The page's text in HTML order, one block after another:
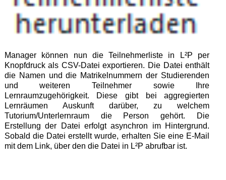
Manager können nun die Teilnehmerliste in L²P per
Knopfdruck als CSV-Datei exportieren. Die Datei enthält
die Namen und die Matrikelnummern der Studierenden
und weiteren Teilnehmer sowie Ihre
Lernraumzugehörigkeit. Diese gibt bei aggregierten
Lernräumen Auskunft darüber, zu welchem
Tutorium/Unterlernraum die Person gehört. Die
Erstellung der Datei erfolgt asynchron im Hintergrund.
Sobald die Datei erstellt wurde, erhalten Sie eine E-Mail
mit dem Link, über den die Datei in L²P abrufbar ist.